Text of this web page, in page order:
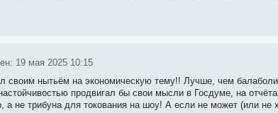
19 мая 2025 10:15
своим нытьём на экономическую тему!! Лучше, чем
продвигал бы свои мысли в Госдуме, на
а не трибуна для токования на шоу! А если не может (или не